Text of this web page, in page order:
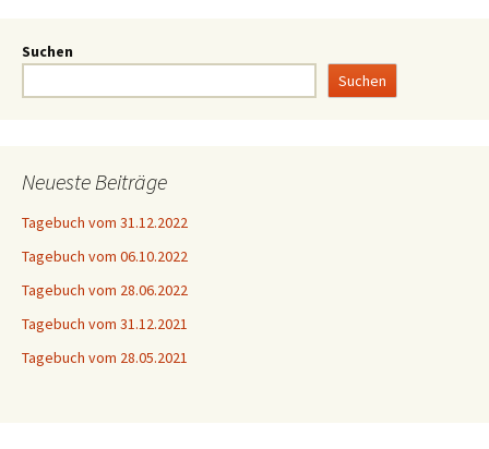
Suchen
Suchen
Neueste Beiträge
Tagebuch vom 31.12.2022
Tagebuch vom 06.10.2022
Tagebuch vom 28.06.2022
Tagebuch vom 31.12.2021
Tagebuch vom 28.05.2021